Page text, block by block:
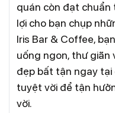
quán còn đạt chuẩn
lợi cho bạn chụp
Iris Bar & Coffee,
uống ngon, thư giãn
đẹp bất tận ngay tại
tuyệt vời để tận
vời.